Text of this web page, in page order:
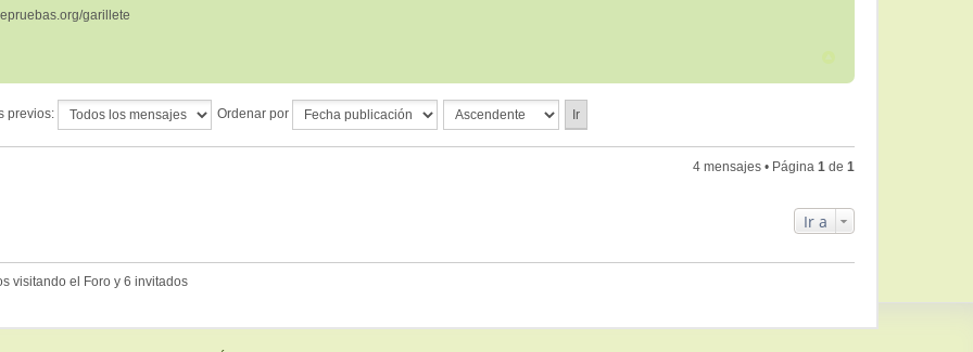
garillete
previos: Ordenar por
4 mensajes • Página 1 de 1
Ir a
visitando el Foro y 6 invitados